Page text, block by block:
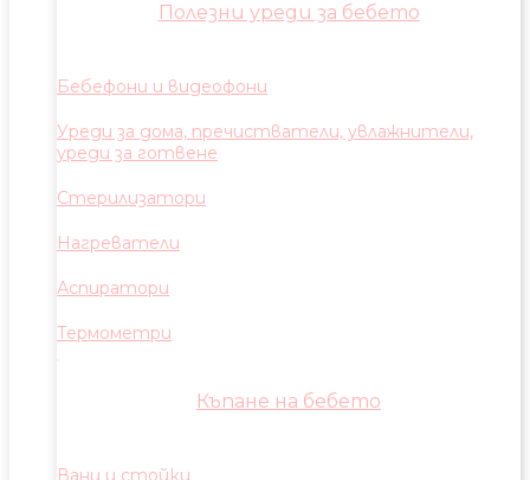
Полезни уреди за бебето
Бебефони и видеофони
Уреди за дома, пречистватели, увлажнители,
уреди за готвене
Стерилизатори
Нагреватели
Аспиратори
Термометри
Къпане на бебето
Вани и стойки